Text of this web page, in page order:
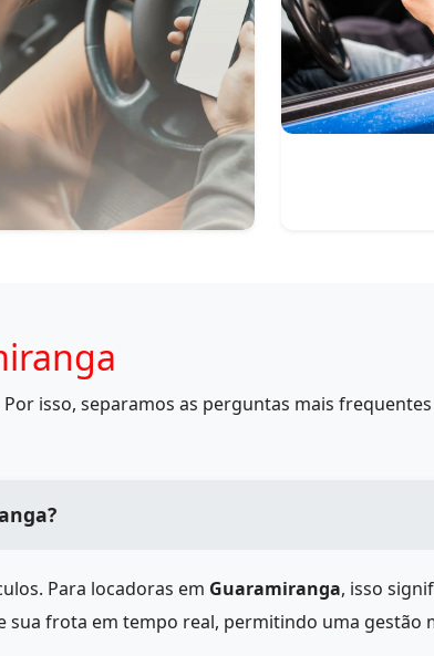
isso, separamos as perguntas mais
Para locadoras em Guaramiranga, isso
sua frota em tempo real, permitindo uma gestão